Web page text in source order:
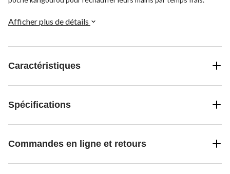
Afficher plus de détails
Caractéristiques
Spécifications
Commandes en ligne et retours